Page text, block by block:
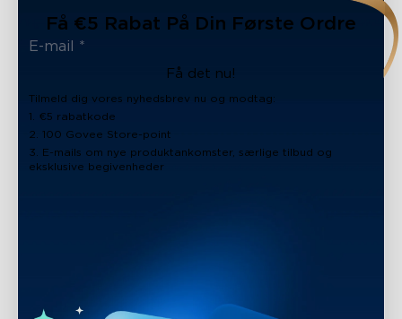
Få €5 Rabat På Din Første Ordre
Få det nu!
Tilmeld dig vores nyhedsbrev nu og modtag:
1. €5 rabatkode
2. 100 Govee Store-point
3. E-mails om nye produktankomster, særlige tilbud og
eksklusive begivenheder